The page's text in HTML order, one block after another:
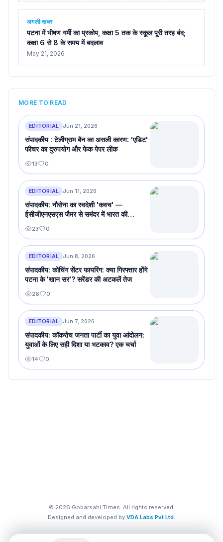
अगली खबर
पटना में भीषण गर्मी का प्रकोप, कक्षा 5 तक के स्कूल पूरी तरह बंद;
कक्षा 6 से 8 के समय में बदलाव
May 21, 2026
MORE TO READ
EDITORIAL Jun 21, 2026
संपादकीय : टेलीग्राम बैन का असली कारण: 'एडिट'
फीचर का दुरुपयोग और फेक पेपर लीक
13 0
EDITORIAL Jun 11, 2026
संपादकीय: नौसेना का स्वदेशी 'कवच' —
ईसीजीएनएसएस जैमर से समंदर में भारत की
23 0
EDITORIAL Jun 8, 2026
संपादकीय: कोचिंग सेंटर फायरिंग: क्या गिरफ्तार होंगे
पटना के 'खान सर'? सरेंडर की अटकलें तेज
26 0
EDITORIAL Jun 7, 2026
संपादकीय: कॉकरोच जनता पार्टी का युवा आंदोलन:
युवाओं के लिए सही दिशा या भटकाव? एक चर्चा
14 0
© 2026 Gobarsahi Times. All rights reserved.
Designed and developed by VDA Labs Pvt Ltd.